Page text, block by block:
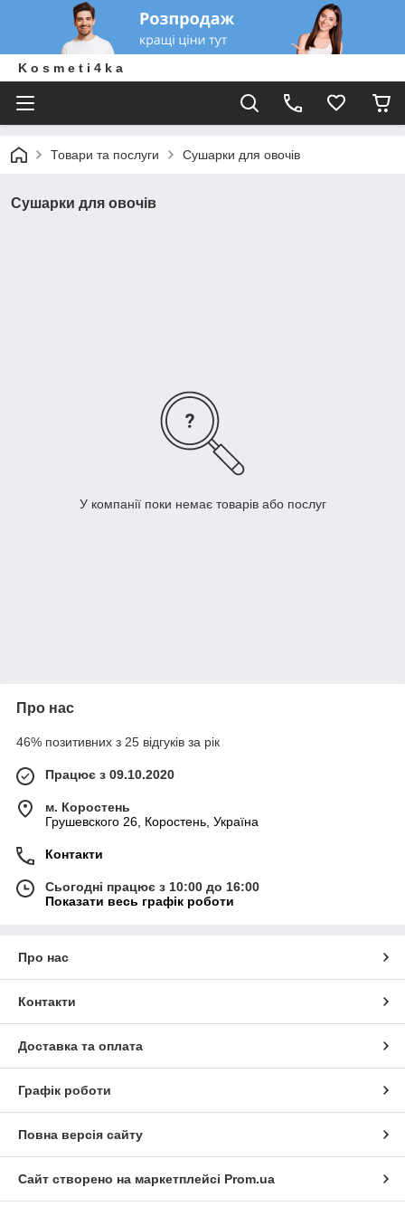
K o s m e t i 4 k a
Товари та послуги Сушарки для овочів
Сушарки для овочів
У компанії поки немає товарів або послуг
Про нас
46% позитивних з 25 відгуків за рік
Працює з 09.10.2020
м. Коростень
Грушевского 26, Коростень, Україна
Контакти
Сьогодні працює з 10:00 до 16:00
Показати весь графік роботи
Про нас
Контакти
Доставка та оплата
Графік роботи
Повна версія сайту
Сайт створено на маркетплейсі Prom.ua